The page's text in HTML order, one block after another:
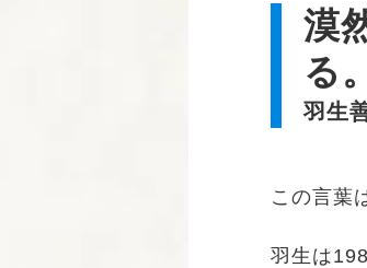
漠
る。
羽生
この言葉
羽生は